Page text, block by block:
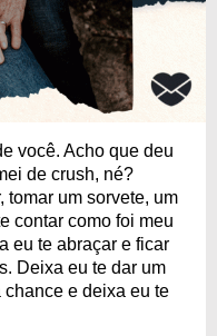
você. Acho que deu
de crush, né?
tomar um sorvete, um
contar como foi meu
eu te abraçar e ficar
Deixa eu te dar um
chance e deixa eu te